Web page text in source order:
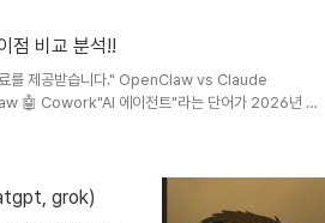
점 비교 분석!!
료를 제공받습니다." OpenClaw vs Claude
🤖 Cowork"AI 에이전트"라는 단어가 2026년 테
가 있죠. 둘 다 "AI가 직접 일을 해준다"는 콘셉트
grok)